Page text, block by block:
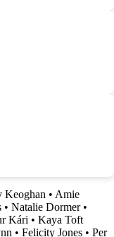
Keoghan • Amie
• Natalie Dormer•
Kári • Kaya Toft
• Felicity Jones • Per